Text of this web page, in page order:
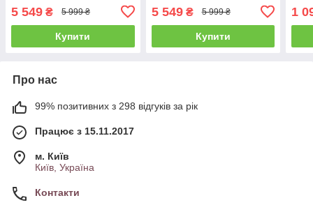
5 549 ₴ 5 999 ₴
Купити
5 549₴ 5 999 ₴
Купити
1
Про нас
99% позитивних з 298 відгуків за рік
Працює з 15.11.2017
м. Київ
Київ, Україна
Контакти